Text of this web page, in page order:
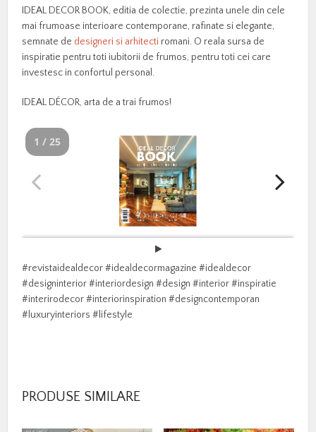
IDEAL DECOR BOOK, editia de colectie, prezinta unele din cele
mai frumoase interioare contemporane, rafinate si elegante,
semnate de designeri si arhitecti romani. O reala sursa de
inspiratie pentru toti iubitorii de frumos, pentru toti cei care
investesc in confortul personal.
IDEAL DÉCOR, arta de a trai frumos!
1 / 25
#revistaidealdecor #idealdecormagazine #idealdecor
#designinterior #interiordesign #design #interior #inspiratie
#interirodecor #interiorinspiration #designcontemporan
#luxuryinteriors #lifestyle
PRODUSE SIMILARE